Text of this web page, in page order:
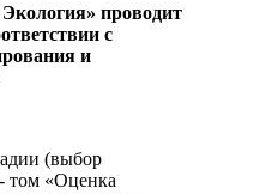
проводит
с
и
(выбор
том «Оценка